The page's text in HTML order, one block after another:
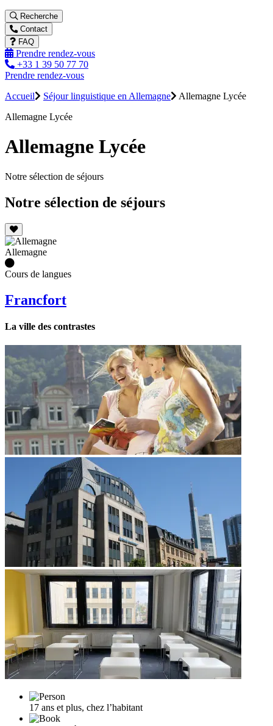
Recherche
Contact
FAQ
Prendre rendez-vous
+33 1 39 50 77 70
Prendre rendez-vous
Accueil
Séjour linguistique en Allemagne
Allemagne Lycée
Allemagne Lycée
Allemagne Lycée
Notre sélection de séjours
Notre sélection de séjours
Allemagne
Cours de langues
Francfort
La ville des contrastes
17 ans et plus, chez l’habitant